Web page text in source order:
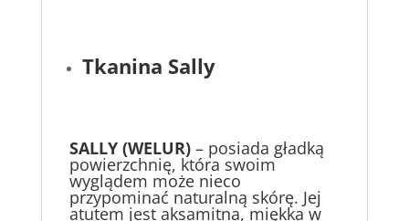
Tkanina Sally
SALLY (WELUR)– posiada gładką
powierzchnię, która swoim
wyglądem może nieco
przypominać naturalną skórę. Jej
atutem jest aksamitna, miękka w